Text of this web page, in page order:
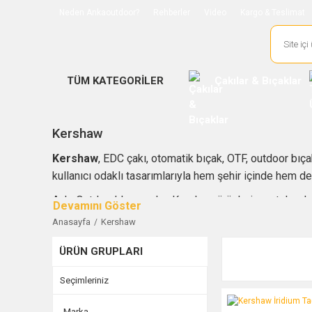
TÜM KATEGORİLER
Kershaw
Kershaw, EDC çakı, otomatik bıçak, OTF, outdoor
kullanıcı odaklı tasarımlarıyla hem şehir içinde hem
AnkaOutdoor’da yer alan Kershaw ürünleri; sustalı
kullanıcılara hitap eder. D2, CPM 154 ve MagnaCut
bushcraft, kamp veya koleksiyon odaklı bir model
Anasayfa Kershaw
ÜRÜN GRUPLARI
Seçimleriniz
Kershaw İridium